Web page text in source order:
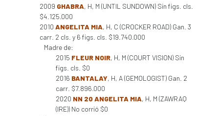
2009 GHABRA, H, M (UNTIL SUNDOWN) Sin figs. cls.
$4.125.000
2010 ANGELITA MIA, H, C (CROCKER ROAD) Gan. 3
carr. 2 cls. y 6 figs. cls. $19.740.000
Madre de:
2015 FLEUR NOIR, H, M (COURT VISION) Sin
figs. cls. $0
2016 BANTALAY, H, A (GEMOLOGIST) Gan. 2
carr. $7.896.000
2020 NN 20 ANGELITA MIA, H, M (ZAWRAQ
(IRE)) No corrió $0